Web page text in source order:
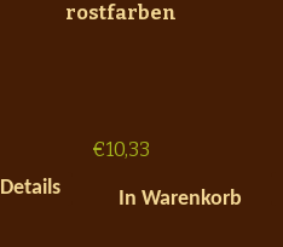
rostfarben
€10,33
Details
In Warenkorb